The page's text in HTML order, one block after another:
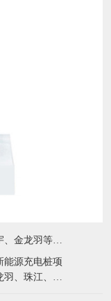
东莞凯发深耕线缆供应链，金环宇、金龙羽等国标电缆现货充足，服务粤港澳工程市场
能源充电桩项
、珠江、成